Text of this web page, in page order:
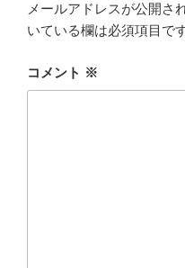
メールアドレスが公開さ
いている欄は必須項目で
コメント ※